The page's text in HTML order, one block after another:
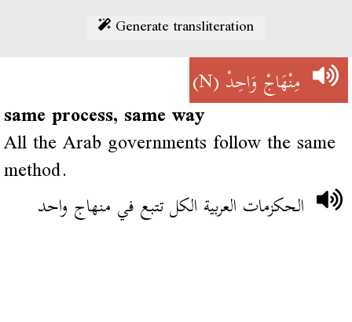
Generate transliteration
مِنْهَاجْ وَاحِدْ(N)
same process, same way
All the Arab governments follow the same
method.
الحكزمات العربية الكل تتبع في منهاج واحد